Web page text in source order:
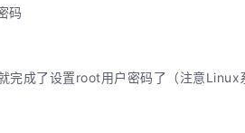
码
完成了设置root用户密码了（注意Linux